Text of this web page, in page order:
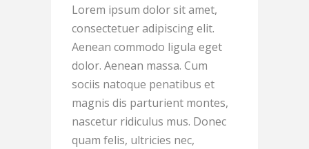
Lorem ipsum dolor sit amet,
consectetuer adipiscing elit.
Aenean commodo ligula eget
dolor. Aenean massa. Cum
sociis natoque penatibus et
magnis dis parturient montes,
nascetur ridiculus mus. Donec
quam felis, ultricies nec,